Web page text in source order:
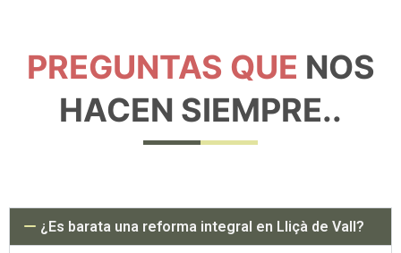
PREGUNTAS QUE NOS
HACEN SIEMPRE..
¿Es barata una reforma integral en Lliçà de Vall?